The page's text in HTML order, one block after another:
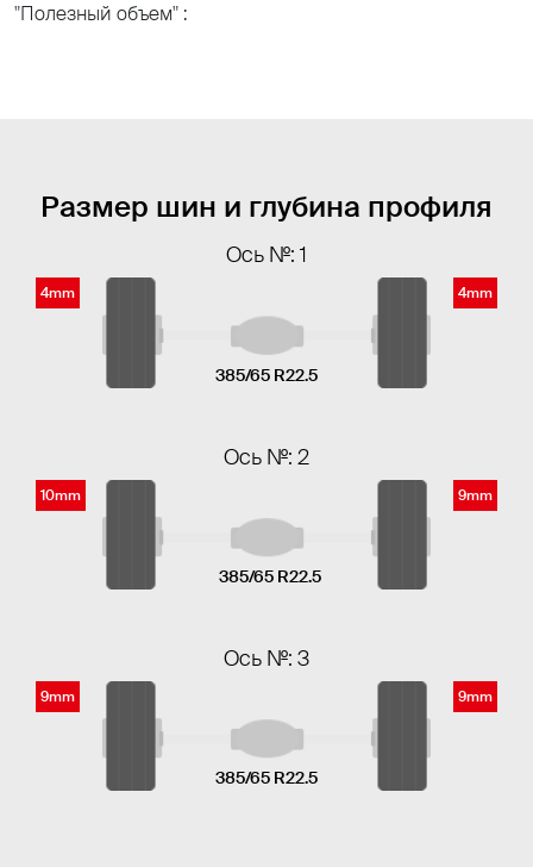
"Полезный объем" :
Размер шин и глубина профиля
Ось №: 1
4mm
385/65 R22.5
4mm
Ось №: 2
10mm
385/65 R22.5
9mm
Ось №: 3
9mm
385/65 R22.5
9mm